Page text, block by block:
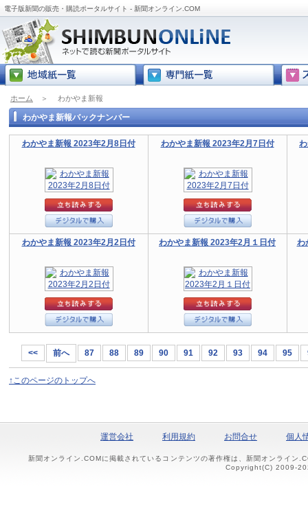
電子版新聞の販売・購読ポータルサイト - 新聞オンライン.COM
ホーム ＞ わかやま新報
わかやま新報バックナンバー
わかやま新報 2023年2月8日付 わかやま新報 2023年2月7日付
わかやま新報 2023年2月2日付 わかやま新報 2023年2月１日付 わ
<< 前へ 87 88 89 90 91 92 93 94 95
↑このページのトップへ
運営会社 利用規約 お問合せ 個人
新聞オンライン.COMに掲載されているコンテンツの著作権は、新聞オンライン
Copyright(C) 2009-